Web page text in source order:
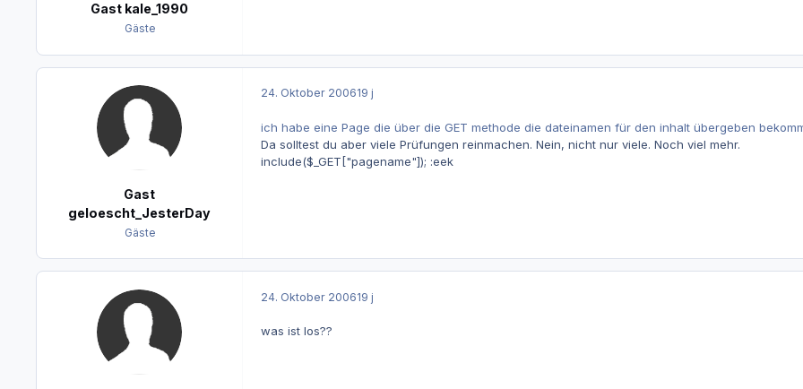
Gast kale_1990
Gäste
Gast
geloescht_JesterDay
Gäste
24. Oktober 200619 j
ich habe eine Page die über die GET methode die dateinamen für den inhalt übergeben
Da solltest du aber viele Prüfungen reinmachen. Nein, nicht nur viele. Noch viel mehr.
include($_GET["pagename"]); :eek
24. Oktober 200619 j
was ist los??